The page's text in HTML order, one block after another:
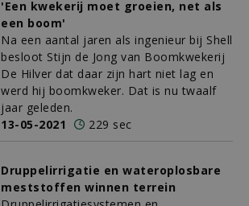
'Een kwekerij moet groeien, net als
een boom'
Na een aantal jaren als ingenieur bij Shell
besloot Stijn de Jong van Boomkwekerij
De Hilver dat daar zijn hart niet lag en
werd hij boomkweker. Dat is nu twaalf
jaar geleden.
13-05-2021
229 sec
Druppelirrigatie en wateroplosbare
meststoffen winnen terrein